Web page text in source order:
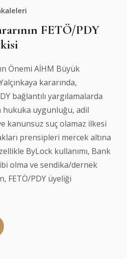
FETÖ/PDY
Önemi AİHM Büyük
kararında,
bağlantılı yargılamalarda
hukuka uygunluğu, adil
kanunsuz suç olamaz ilkesi
prensipleri mercek altına
ByLock kullanımı, Bank
olma ve sendika/dernek
FETÖ/PDY üyeliği